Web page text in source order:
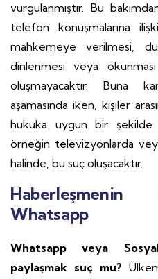
vurgulanmıştır. Bu
telefon konuşmalarına
mahkemeye verilmesi,
dinlenmesi veya
oluşmayacaktır. Buna
aşamasında iken, kişiler
hukuka uygun bir şekilde
örneğin televizyonlarda
halinde, bu suç oluşacaktır.
Whatsapp
Whatsapp veya
paylaşmak suç mu?